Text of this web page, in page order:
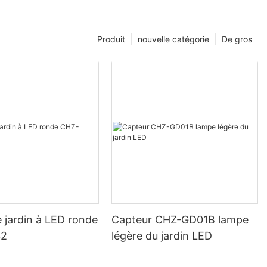
De gros
nouvelle catégorie
Produit
jardin à LED ronde
Capteur CHZ-GD01B lampe
légère du jardin LED